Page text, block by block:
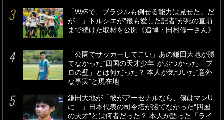
「W杯で、ブラジルも倒せる能力は見せた。だ
が…」トルシエが“最も愛した記者”が死の直前
まで続けた取材を公開《追悼・田村修一さん》
「公園でサッカーしてこい」あの鎌田大地が勝
てなかった“四国の天才少年”がぶつかった「プ
ロの壁」とは何だった？ 本人が気づいた“意外
な事実”と現在地
鎌田大地が「彼がアーセナルなら、僕はマンU
に…」日本代表の司令塔が勝てなかった“四国
の天才”とは何者だった？ 本人が語った「ライ